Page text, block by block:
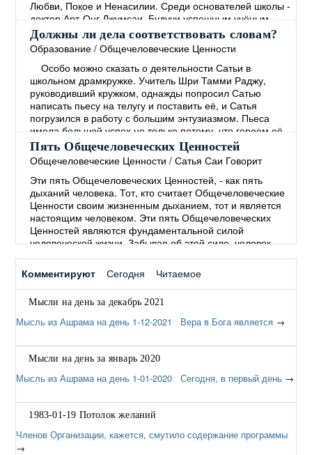
Любви, Покое и Ненасилии. Среди основателей школы -
доктор Арт-Онг Джумсаи. Будучи успешным учёным,
политиком и общественным деятелем, доктор Джумсаи
является директором этой школы на протяжении более
20 лет. Вся жизнь школы, начиная с
общеобразовательной программы и заканчивая
финансированием, основана на→
Должны ли дела соответствовать словам?
Образование /Общечеловеческие Ценности
Особо можно сказать о деятельности Сатьи в
школьном драмкружке. Учитель Шри Тамми Раджу,
руководивший кружком, однажды попросил Сатью
написать пьесу на телугу и поставить её, и Сатья
погрузился в работу с большим энтузиазмом. Пьеса
имела большой успех не только потому, что героем её
был мальчик, которого играл Сам Сатья, но, главным
образом, потому, что её темой был извечный
человеческий грех – лицемерие, состоящее в том, что
"человек →
Пять Общечеловеческих Ценностей
Общечеловеческие Ценности /Сатья Саи Говорит
Эти пять Общечеловеческих Ценностей, - как пять
дыханий человека. Тот, кто считает Общечеловеческие
Ценности своим жизненным дыханием, тот и является
настоящим человеком. Эти пять Общечеловеческих
Ценностей являются фундаментальной силой
человеческой жизни. Забывая об этой силе, человек
начинает полагаться на силы мирские. В древние
времена люди понимали, что пять Общечеловеческих
Ценностей необходимы для Покоя и процветания во
всём мире. Мы не→
Комментируют Сегодня Читаемое
Мысли на день за декабрь 2021
Мысль из Ашрама на день 1-12-2021 Вера в Бога является →
Мысли на день за январь 2020
Мысль из Ашрама на день 1-01-2020 Сегодня, в первый день →
1983-01-19 Потолок желаний
Членов Организации, кажется, смутило содержание программы
→